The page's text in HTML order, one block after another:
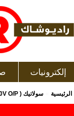
إلكترونيات
الرئيسية سولاتيك ( SOLLATEK SVS50-22 WM 12KVA 220V O/P ) مثبت تيار